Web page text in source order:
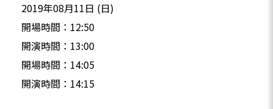
2019年08月11日 (日)
開場時間：12:50
開演時間：13:00
開場時間：14:05
開演時間：14:15